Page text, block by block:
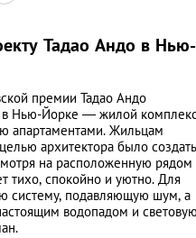
Тадао Андо в Нью-
премии Тадао Андо
в Нью-Йорке — жилой
апартаментами. Жильцам
архитектора было создать
на расположенную рядом
тихо, спокойно и уютно. Для
систему, подавляющую шум, а
водопадом и